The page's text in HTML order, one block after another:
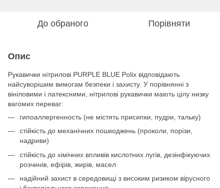
До обраного Порівняти
Опис
Рукавички нітрилові PURPLE BLUE Polix відповідають
найсуворішим вимогам безпеки і захисту. У порівнянні з
вініловими і латексними, нітрилові рукавички мають цілу низку
вагомих переваг:
гипоаллергенность (не містять присипки, пудри, тальку)
стійкість до механічних пошкоджень (проколи, порізи,
надриви)
стійкість до хімічних впливів кислотних лугів, дезінфікуючих
розчинів, ефірів, жирів, масел
надійний захист в середовищі з високим ризиком вірусного